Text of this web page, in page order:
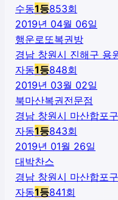
수동1등853회
2019년 04월 06일
행운로또복권방
경남 창원시 진해구 용
자동1등848회
2019년 03월 02일
북마산복권전문점
경남 창원시 마산합포
자동1등843회
2019년 01월 26일
대박찬스
경남 창원시 마산합포
자동1등841회